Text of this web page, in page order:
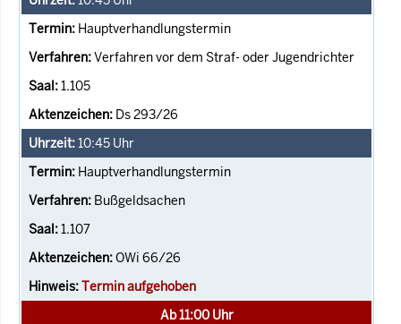
Hauptverhandlungstermin
Verfahren vor dem Straf- oder Jugendrichter
1.105
Ds 293/26
10:45 Uhr
Hauptverhandlungstermin
Bußgeldsachen
1.107
OWi 66/26
Termin aufgehoben
Ab 11:00 Uhr